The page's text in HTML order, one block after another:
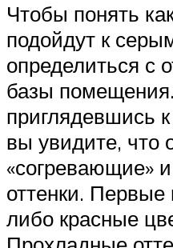
Чтобы понять
подойдут к
определиться с
базы
приглядевшись
вы увидите, что
«согревающие»
оттенки.
либо красные